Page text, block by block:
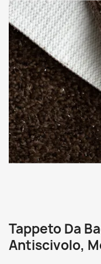
Tappeto Da
Antiscivolo,